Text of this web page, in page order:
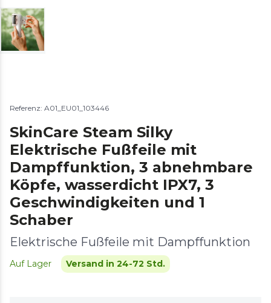
Referenz: A01_EU01_103446
SkinCare Steam Silky
Elektrische Fußfeile mit
Dampffunktion, 3 abnehmbare
Köpfe, wasserdicht IPX7, 3
Geschwindigkeiten und 1
Schaber
Elektrische Fußfeile mit Dampffunktion
Auf Lager Versand in 24-72 Std.